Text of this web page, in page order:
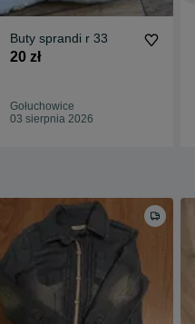
Buty sprandi r 33
20 zł
Gołuchowice
03 sierpnia 2026